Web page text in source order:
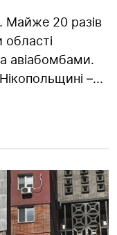
Майже 20 разів
авіабомбами.
–...